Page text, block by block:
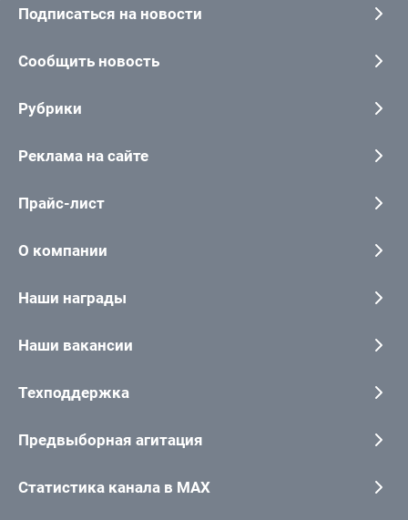
Подписаться на новости
Сообщить новость
Рубрики
Реклама на сайте
Прайс-лист
О компании
Наши награды
Наши вакансии
Техподдержка
Предвыборная агитация
Статистика канала в MAX